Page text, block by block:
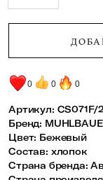
0 0 0
Артикул: CS071F/
Бренд:
Цвет: Бежевый
Состав: хлопок
Страна бренда: